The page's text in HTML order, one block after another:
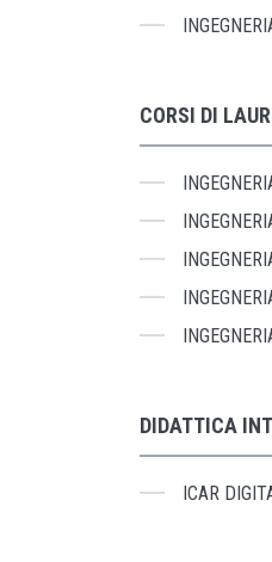
CORSI DI
DIDATTICA
ICAR